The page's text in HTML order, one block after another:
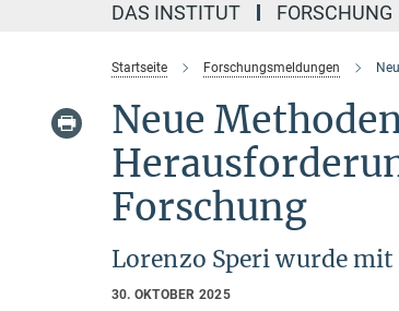
DAS INSTITUT FORSCHUNG
Startseite Forschungsmeldungen
Neue
Forschung
Lorenzo Speri wurde
30. OKTOBER 2025